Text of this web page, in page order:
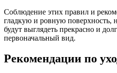
Соблюдение этих правил и
гладкую и ровную поверхность,
будут выглядеть прекрасно и
первоначальный вид.
Рекомендации по